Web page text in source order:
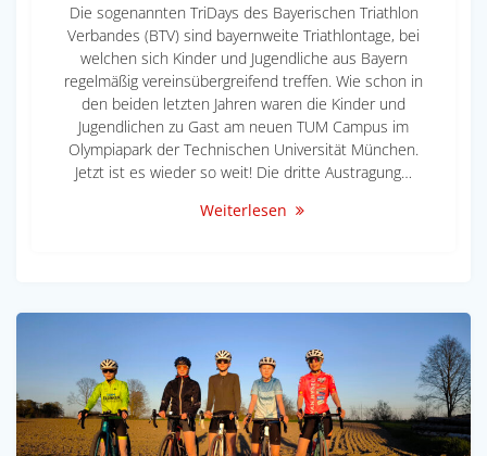
Die sogenannten TriDays des Bayerischen Triathlon
Verbandes (BTV) sind bayernweite Triathlontage, bei
welchen sich Kinder und Jugendliche aus Bayern
regelmäßig vereinsübergreifend treffen. Wie schon in
den beiden letzten Jahren waren die Kinder und
Jugendlichen zu Gast am neuen TUM Campus im
Olympiapark der Technischen Universität München.
Jetzt ist es wieder so weit! Die dritte Austragung…
Weiterlesen